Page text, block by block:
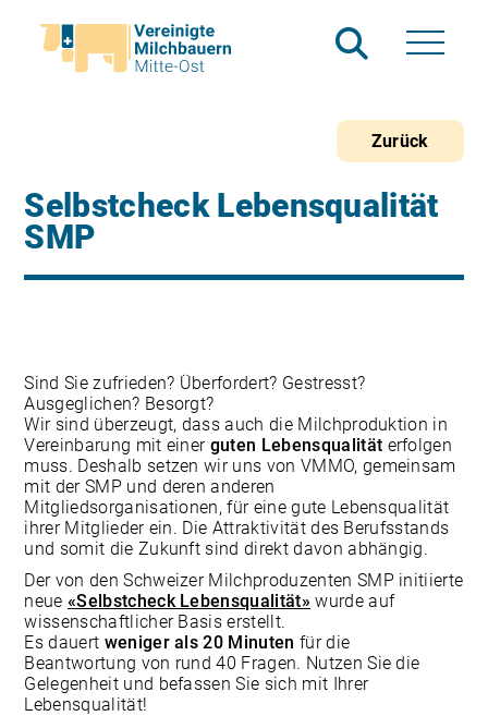
Zurück
Selbstcheck Lebensqualität
SMP
Sind Sie zufrieden? Überfordert? Gestresst?
Ausgeglichen? Besorgt?
Wir sind überzeugt, dass auch die Milchproduktion in
Vereinbarung mit einerguten Lebensqualität erfolgen
muss. Deshalb setzen wir uns von VMMO, gemeinsam
mit der SMP und deren anderen
Mitgliedsorganisationen, für eine gute Lebensqualität
ihrer Mitglieder ein. Die Attraktivität des Berufsstands
und somit die Zukunft sind direkt davon abhängig.
Der von den Schweizer Milchproduzenten SMP initiierte
neue«Selbstcheck Lebensqualität» wurde auf
wissenschaftlicher Basis erstellt.
Es dauert weniger als 20 Minuten für die
Beantwortung von rund 40 Fragen. Nutzen Sie die
Gelegenheit und befassen Sie sich mit Ihrer
Lebensqualität!